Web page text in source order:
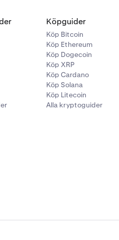
Köpguider
Köp Bitcoin
Köp Ethereum
Köp Dogecoin
Köp XRP
Köp Cardano
Köp Solana
Köp Litecoin
Alla kryptoguider